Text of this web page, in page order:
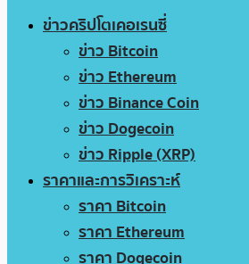
ข่าวคริปโตเคอเรนซี่
ข่าว Bitcoin
ข่าว Ethereum
ข่าว Binance Coin
ข่าว Dogecoin
ข่าว Ripple (XRP)
ราคาและการวิเคราะห์
ราคา Bitcoin
ราคา Ethereum
ราคา Dogecoin